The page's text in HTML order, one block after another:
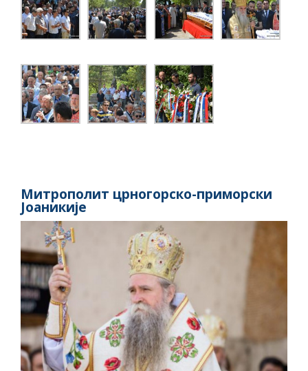
Митрополит црногорско-приморски
Јоаникије